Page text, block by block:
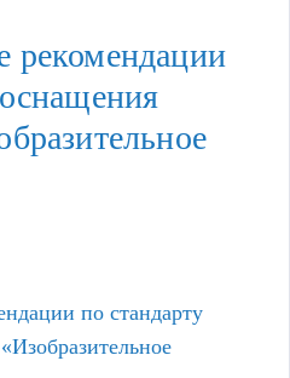
рекомендации
по стандарту